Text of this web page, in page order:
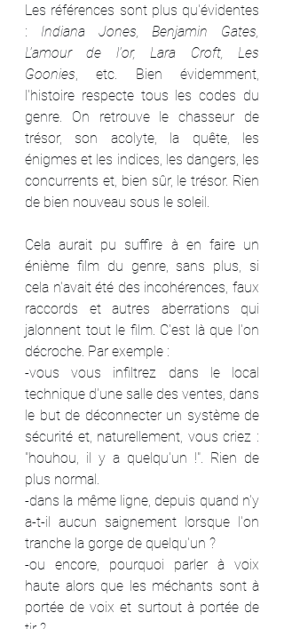
Les références sont plus qu'évidentes
: Indiana Jones, Benjamin Gates,
L'amour de l'or, Lara Croft, Les
Goonies, etc. Bien évidemment,
l'histoire respecte tous les codes du
genre. On retrouve le chasseur de
trésor, son acolyte, la quête, les
énigmes et les indices, les dangers, les
concurrents et, bien sûr, le trésor. Rien
de bien nouveau sous le soleil.
Cela aurait pu suffire à en faire un
énième film du genre, sans plus, si
cela n'avait été des incohérences, faux
raccords et autres aberrations qui
jalonnent tout le film. C'est là que l'on
décroche. Par exemple :
-vous vous infiltrez dans le local
technique d'une salle des ventes, dans
le but de déconnecter un système de
sécurité et, naturellement, vous criez :
"houhou, il y a quelqu'un !". Rien de
plus normal.
-dans la même ligne, depuis quand n'y
a-t-il aucun saignement lorsque l'on
tranche la gorge de quelqu'un ?
-ou encore, pourquoi parler à voix
haute alors que les méchants sont à
portée de voix et surtout à portée de